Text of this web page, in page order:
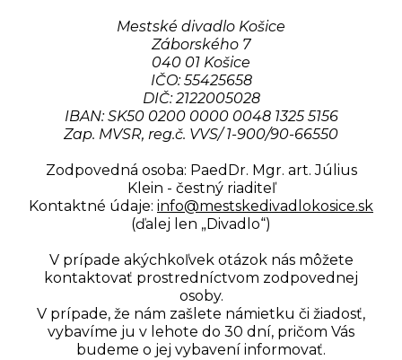
Mestské divadlo Košice
Záborského 7
040 01 Košice
IČO: 55425658
DIČ: 2122005028
IBAN: SK50 0200 0000 0048 1325 5156
Zap. MVSR, reg.č. VVS/ 1-900/90-66550
Zodpovedná osoba: PaedDr. Mgr. art. Július
Klein - čestný riaditeľ
Kontaktné údaje: info@mestskedivadlokosice.sk
(ďalej len „Divadlo“)
V prípade akýchkoľvek otázok nás môžete
kontaktovať prostredníctvom zodpovednej
osoby.
V prípade, že nám zašlete námietku či žiadosť,
vybavíme ju v lehote do 30 dní, pričom Vás
budeme o jej vybavení informovať.